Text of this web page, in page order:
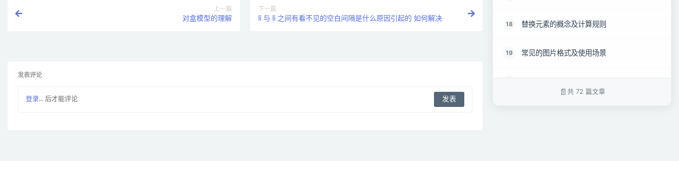
上一篇
对盒模型的理解
下一篇
li 与 li 之间有看不见的空白间隔是什么原因引起的 如何解决
发表评论
登录... 后才能评论
18 替换元素的概念及计算规则
19 常见的图片格式及使用场景
共 72 篇文章